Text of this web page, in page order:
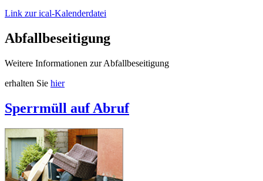
Link zur ical-Kalenderdatei
Abfallbeseitigung
Weitere Informationen zur Abfallbeseitigung
erhalten Sie hier
Sperrmüll auf Abruf